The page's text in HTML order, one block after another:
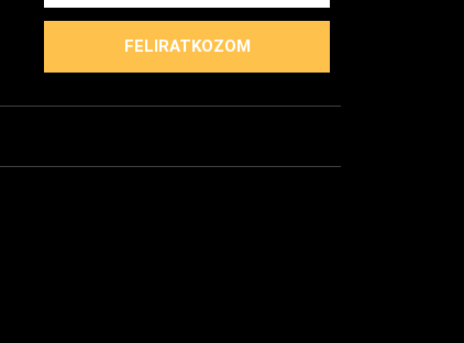
FELIRATKOZOM